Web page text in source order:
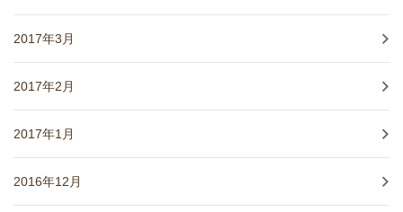
2017年3月
2017年2月
2017年1月
2016年12月